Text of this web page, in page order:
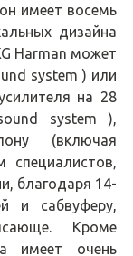
имеет восемь
дизайна
Harman может
system ) или
на 28
system ),
(включая
специалистов,
благодаря 14-
и сабвуферу,
Кроме
имеет очень